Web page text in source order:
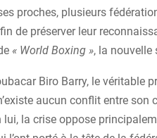
proches, plusieurs
de préserver leur
« World Boxing », la nouvelle
Biro Barry, le véritable
aucun conflit entre
lui, la crise oppose